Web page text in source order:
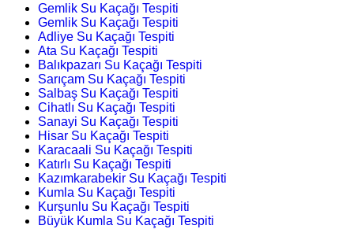
Gemlik Su Kaçağı Tespiti
Gemlik Su Kaçağı Tespiti
Adliye Su Kaçağı Tespiti
Ata Su Kaçağı Tespiti
Balıkpazarı Su Kaçağı Tespiti
Sarıçam Su Kaçağı Tespiti
Salbaş Su Kaçağı Tespiti
Cihatlı Su Kaçağı Tespiti
Sanayi Su Kaçağı Tespiti
Hisar Su Kaçağı Tespiti
Karacaali Su Kaçağı Tespiti
Katırlı Su Kaçağı Tespiti
Kazımkarabekir Su Kaçağı Tespiti
Kumla Su Kaçağı Tespiti
Kurşunlu Su Kaçağı Tespiti
Büyük Kumla Su Kaçağı Tespiti